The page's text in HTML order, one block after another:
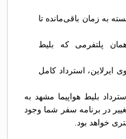
به زمان باقی‌مانده تا
پلتفرمی که بلیط
ایرلاین، استرداد کامل
بلیط هواپیما مشهد به
در برنامه سفر شما وجود
خواهد بود.